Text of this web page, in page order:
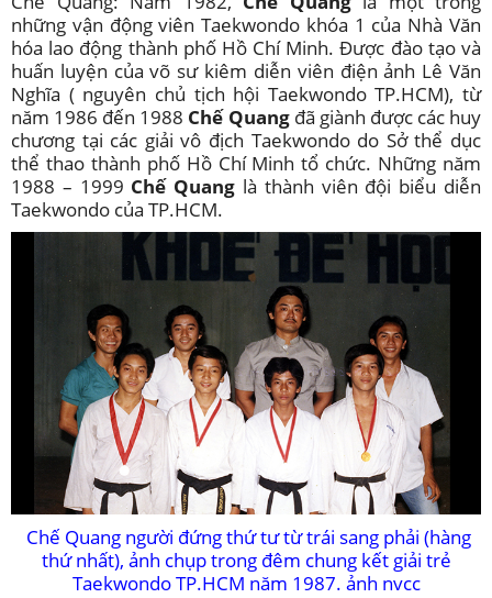
những vận động viên Taekwondo khóa 1 của Nhà Văn
hóa lao động thành phố Hồ Chí Minh. Được đào tạo và
huấn luyện của võ sư kiêm diễn viên điện ảnh Lê Văn
Nghĩa ( nguyên chủ tịch hội Taekwondo TP.HCM), từ
năm 1986 đến 1988 Chế Quangđã giành được các huy
chương tại các giải vô địch Taekwondo do Sở thể dục
thể thao thành phố Hồ Chí Minh tổ chức. Những năm
1988 – 1999 Chế Quang là thành viên đội biểu diễn
Taekwondo của TP.HCM.
Chế Quang người đứng thứ tư từ trái sang phải (hàng
thứ nhất), ảnh chụp trong đêm chung kết giải trẻ
Taekwondo TP.HCM năm 1987. ảnh nvcc